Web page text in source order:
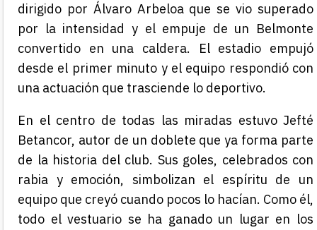
dirigido por Álvaro Arbeloa que se vio superado
por la intensidad y el empuje de un Belmonte
convertido en una caldera. El estadio empujó
desde el primer minuto y el equipo respondió con
una actuación que trasciende lo deportivo.
En el centro de todas las miradas estuvo Jefté
Betancor, autor de un doblete que ya forma parte
de la historia del club. Sus goles, celebrados con
rabia y emoción, simbolizan el espíritu de un
equipo que creyó cuando pocos lo hacían. Como él,
todo el vestuario se ha ganado un lugar en los